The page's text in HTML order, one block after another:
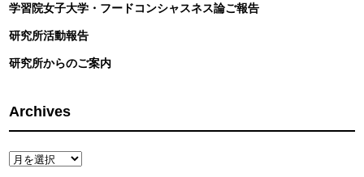
学習院女子大学・フードコンシャスネス論ご報告
研究所活動報告
研究所からのご案内
Archives
Archives